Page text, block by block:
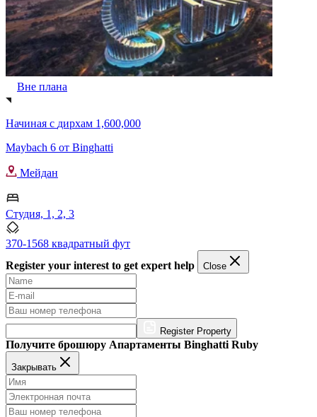
Вне плана
Начиная с дирхам 1,600,000
Maybach 6 от Binghatti
Мейдан
Студия, 1, 2, 3
370-1568 квадратный фут
Register your interest to get expert help
Close
Register Property
Получите брошюру Апартаменты Binghatti Ruby
Закрывать